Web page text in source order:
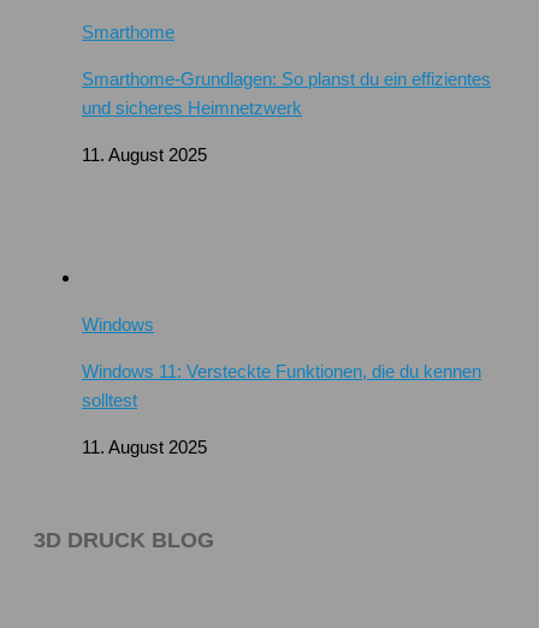
Smarthome
Smarthome-Grundlagen: So planst du ein effizientes
und sicheres Heimnetzwerk
11. August 2025
Windows
Windows 11: Versteckte Funktionen, die du kennen
solltest
11. August 2025
3D DRUCK BLOG